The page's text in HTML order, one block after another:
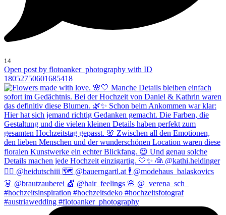
14
Open post by flotoanker_photography with ID
18052750601685418